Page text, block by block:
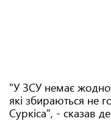
"У ЗСУ немає
які збираються не
Суркіса", - сказав